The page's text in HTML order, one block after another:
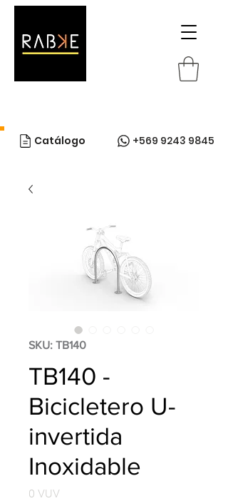
Catálogo +569 9243 9845
SKU: TB140
TB140 -
Bicicletero U-
invertida
Inoxidable
0 VUV